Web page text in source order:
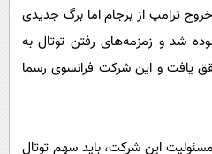
ترامپ از برجام اما برگ جدیدی
شد و زمزمه‌های رفتن توتال به
یافت و این شرکت فرانسوی رسما
مسئولیت این شرکت، باید سهم توتال